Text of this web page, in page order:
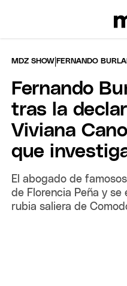
MDZ SHOW |FERNANDO
Fernando
tras la
Viviana
que
El abogado de
de Florencia Peña y se
rubia saliera de